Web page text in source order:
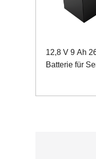
12,8 V 9 Ah
Batterie für